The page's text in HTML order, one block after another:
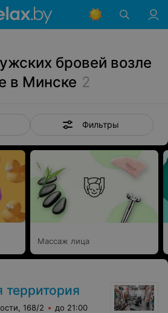
бровей возле
в Минске 2
Фильтры
Массаж лица
168/2 до 21:00